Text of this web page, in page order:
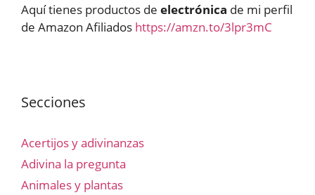
Aquí tienes productos de electrónica de mi perfil
de Amazon Afiliados https://amzn.to/3lpr3mC
Secciones
Acertijos y adivinanzas
Adivina la pregunta
Animales y plantas